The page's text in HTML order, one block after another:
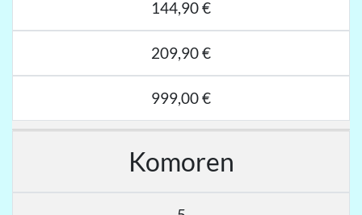
144,90 €
209,90 €
999,00 €
Komoren